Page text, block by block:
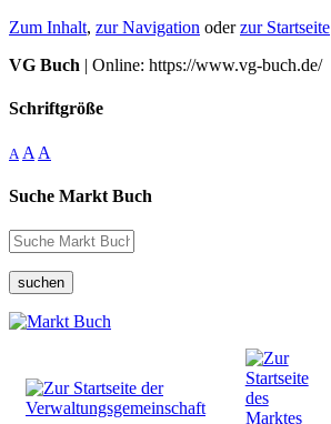
Zum Inhalt, zur Navigation oderzur Startseite
VG Buch | Online: https://www.vg-buch.de/
Schriftgröße
A A A
Suche Markt Buch
suchen